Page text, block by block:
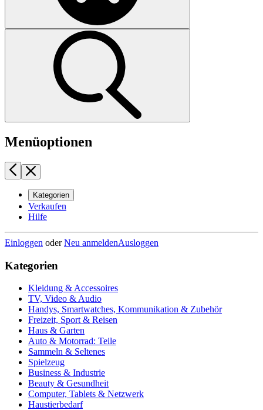
Menüoptionen
Kategorien
Verkaufen
Hilfe
Einloggen oderNeu anmeldenAusloggen
Kategorien
Kleidung & Accessoires
TV, Video & Audio
Handys, Smartwatches, Kommunikation & Zubehör
Freizeit, Sport & Reisen
Haus & Garten
Auto & Motorrad: Teile
Sammeln & Seltenes
Spielzeug
Business & Industrie
Beauty & Gesundheit
Computer, Tablets & Netzwerk
Haustierbedarf